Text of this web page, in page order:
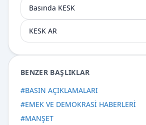
Basında KESK
KESK AR
BENZER BAŞLIKLAR
#BASIN AÇIKLAMALARI
#EMEK VE DEMOKRASİ HABERLERİ
#MANŞET